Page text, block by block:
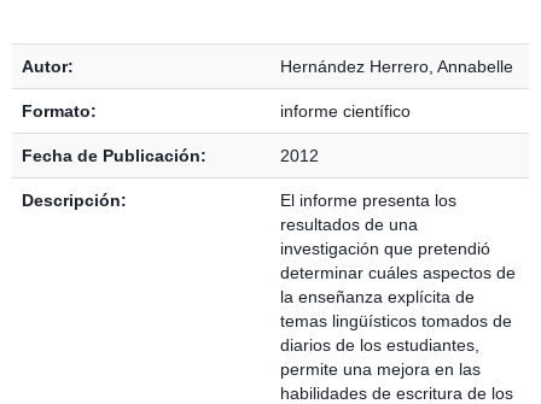
Autor: Hernández Herrero, Annabelle
Formato: informe científico
Fecha de Publicación: 2012
Descripción:
El informe presenta los
resultados de una
investigación que pretendió
determinar cuáles aspectos de
la enseñanza explícita de
temas lingüísticos tomados de
diarios de los estudiantes,
permite una mejora en las
habilidades de escritura de los